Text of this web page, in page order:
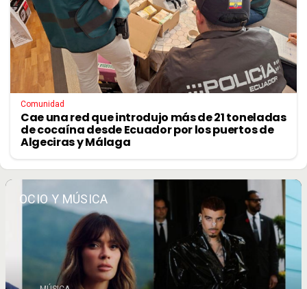
Comunidad
Cae una red que introdujo más de 21 toneladas
de cocaína desde Ecuador por los puertos de
Algeciras y Málaga
OCIO Y MÚSICA